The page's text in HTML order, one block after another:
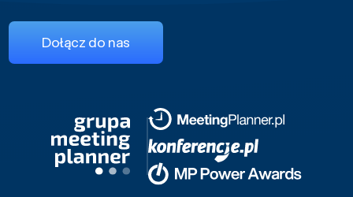
Dołącz do nas